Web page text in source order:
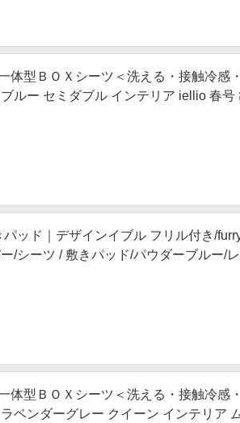
体型ＢＯＸシーツ＜洗える・接触冷感
ルー セミダブル インテリア iellio 春
セラー,新色追加,動画あり
ッド｜デザインイブル フリル付き/
/シーツ / 敷きパッド/パウダーブルー/
体型ＢＯＸシーツ＜洗える・接触冷感
ベンダーグレー クイーン インテリア